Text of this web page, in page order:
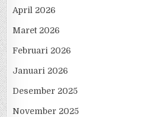
April 2026
Maret 2026
Februari 2026
Januari 2026
Desember 2025
November 2025